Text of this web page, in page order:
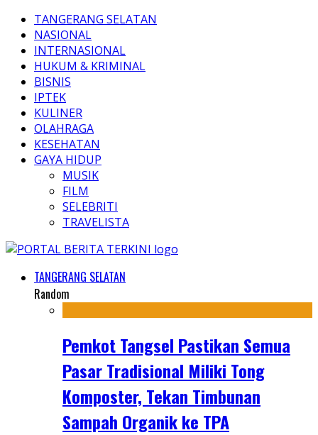
TANGERANG SELATAN
NASIONAL
INTERNASIONAL
HUKUM & KRIMINAL
BISNIS
IPTEK
KULINER
OLAHRAGA
KESEHATAN
GAYA HIDUP
MUSIK
FILM
SELEBRITI
TRAVELISTA
TANGERANG SELATAN
Random
Pemkot Tangsel Pastikan Semua
Pasar Tradisional Miliki Tong
Komposter, Tekan Timbunan
Sampah Organik ke TPA